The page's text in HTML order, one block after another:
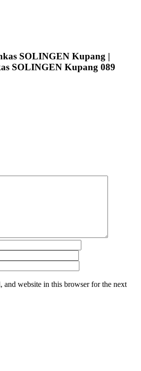
SOLINGEN Kupang |
SOLINGEN Kupang 089
and website in this browser for the next